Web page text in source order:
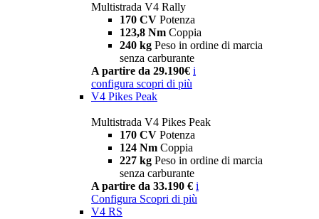
Multistrada V4 Rally
170 CV Potenza
123,8 Nm Coppia
240 kg Peso in ordine di marcia
senza carburante
A partire da 29.190€ i
configura scopri di più
V4 Pikes Peak
Multistrada V4 Pikes Peak
170 CV Potenza
124 Nm Coppia
227 kg Peso in ordine di marcia
senza carburante
A partire da 33.190 € i
Configura Scopri di più
V4 RS